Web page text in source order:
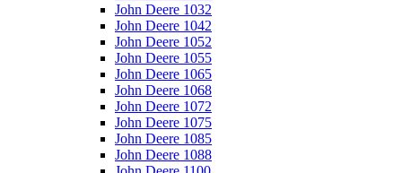
John Deere 1032
John Deere 1042
John Deere 1052
John Deere 1055
John Deere 1065
John Deere 1068
John Deere 1072
John Deere 1075
John Deere 1085
John Deere 1088